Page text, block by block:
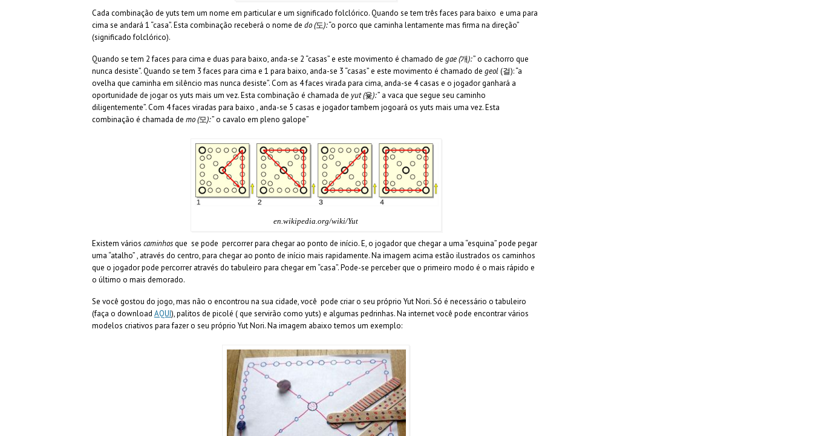
Cada combinação de yuts tem um nome em particular e um significado folclórico. Quando se tem três faces para baixo e uma para
cima se andará 1 “casa”. Esta combinação receberá o nome de do (도):“o porco que caminha lentamente mas firma na direção”
(significado folclórico).
Quando se tem 2 faces para cima e duas para baixo, anda-se 2 “casas” e este movimento é chamado de gae (개):” o cachorro que
nunca desiste”. Quando se tem 3 faces para cima e 1 para baixo, anda-se 3 “casas” e este movimento é chamado de geol(걸): “a
ovelha que caminha em silêncio mas nunca desiste”. Com as 4 faces virada para cima, anda-se 4 casas e o jogador ganhará a
oportunidade de jogar os yuts mais um vez. Esta combinação é chamada de yut (윷):” a vaca que segue seu caminho
diligentemente”. Com 4 faces viradas para baixo , anda-se 5 casas e jogador tambem jogoará os yuts mais uma vez. Esta
combinação é chamada de mo (모):” o cavalo em pleno galope”
en.wikipedia.org/wiki/Yut
Existem vários caminhosque se pode percorrer para chegar ao ponto de início. E, o jogador que chegar a uma “esquina” pode pegar
uma “atalho” , através do centro, para chegar ao ponto de início mais rapidamente. Na imagem acima estão ilustrados os caminhos
que o jogador pode percorrer através do tabuleiro para chegar em “casa”. Pode-se perceber que o primeiro modo é o mais rápido e
o último o mais demorado.
Se você gostou do jogo, mas não o encontrou na sua cidade, você pode criar o seu próprio Yut Nori. Só é necessário o tabuleiro
(faça o download AQUI), palitos de picolé ( que servirão como yuts) e algumas pedrinhas. Na internet você pode encontrar vários
modelos criativos para fazer o seu próprio Yut Nori. Na imagem abaixo temos um exemplo: